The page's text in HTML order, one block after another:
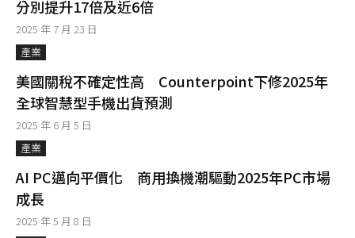
分別提升17倍及近6倍
2025 年 7 月 23 日
產業
美國關稅不確定性高 Counterpoint下修2025年
全球智慧型手機出貨預測
2025 年 6 月 5 日
產業
AI PC邁向平價化 商用換機潮驅動2025年PC市場
成長
2025 年 5 月 8 日